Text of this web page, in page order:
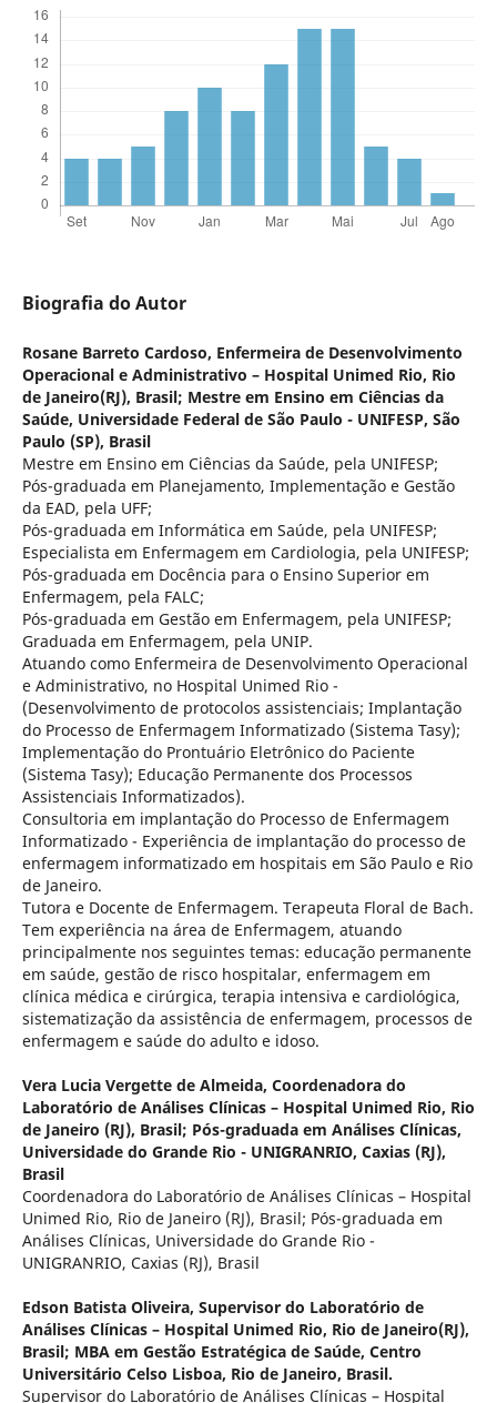
Biografia do Autor
Rosane Barreto Cardoso, Enfermeira de Desenvolvimento
Operacional e Administrativo – Hospital Unimed Rio, Rio
de Janeiro(RJ), Brasil; Mestre em Ensino em Ciências da
Saúde, Universidade Federal de São Paulo - UNIFESP, São
Paulo (SP), Brasil
Mestre em Ensino em Ciências da Saúde, pela UNIFESP;
Pós-graduada em Planejamento, Implementação e Gestão
da EAD, pela UFF;
Pós-graduada em Informática em Saúde, pela UNIFESP;
Especialista em Enfermagem em Cardiologia, pela UNIFESP;
Pós-graduada em Docência para o Ensino Superior em
Enfermagem, pela FALC;
Pós-graduada em Gestão em Enfermagem, pela UNIFESP;
Graduada em Enfermagem, pela UNIP.
Atuando como Enfermeira de Desenvolvimento Operacional
e Administrativo, no Hospital Unimed Rio -
(Desenvolvimento de protocolos assistenciais; Implantação
do Processo de Enfermagem Informatizado (Sistema Tasy);
Implementação do Prontuário Eletrônico do Paciente
(Sistema Tasy); Educação Permanente dos Processos
Assistenciais Informatizados).
Consultoria em implantação do Processo de Enfermagem
Informatizado - Experiência de implantação do processo de
enfermagem informatizado em hospitais em São Paulo e Rio
de Janeiro.
Tutora e Docente de Enfermagem. Terapeuta Floral de Bach.
Tem experiência na área de Enfermagem, atuando
principalmente nos seguintes temas: educação permanente
em saúde, gestão de risco hospitalar, enfermagem em
clínica médica e cirúrgica, terapia intensiva e cardiológica,
sistematização da assistência de enfermagem, processos de
enfermagem e saúde do adulto e idoso.
Vera Lucia Vergette de Almeida, Coordenadora do
Laboratório de Análises Clínicas – Hospital Unimed Rio, Rio
de Janeiro (RJ), Brasil; Pós-graduada em Análises Clínicas,
Universidade do Grande Rio - UNIGRANRIO, Caxias (RJ),
Brasil
Coordenadora do Laboratório de Análises Clínicas – Hospital
Unimed Rio, Rio de Janeiro (RJ), Brasil; Pós-graduada em
Análises Clínicas, Universidade do Grande Rio -
UNIGRANRIO, Caxias (RJ), Brasil
Edson Batista Oliveira, Supervisor do Laboratório de
Análises Clínicas – Hospital Unimed Rio, Rio de Janeiro(RJ),
Brasil; MBA em Gestão Estratégica de Saúde, Centro
Universitário Celso Lisboa, Rio de Janeiro, Brasil.
Supervisor do Laboratório de Análises Clínicas – Hospital